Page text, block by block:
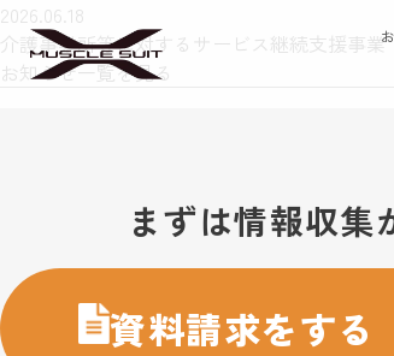
2026.06.18
介護事業所等に対するサービス継続支援事業
お知らせ一覧を見る
まずは情報収集
資料請求をする